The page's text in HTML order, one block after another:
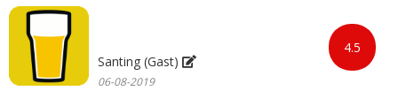
4.5
Santing (Gast)
06-08-2019